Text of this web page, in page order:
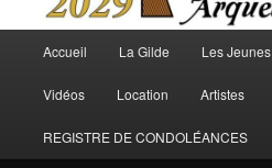
Accueil La Gilde Les Jeunes
Vidéos Location Artistes
REGISTRE DE CONDOLÉANCES